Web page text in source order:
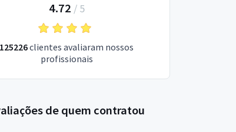
4.72 / 5
125226clientes avaliaram nossos
profissionais
de quem contratou